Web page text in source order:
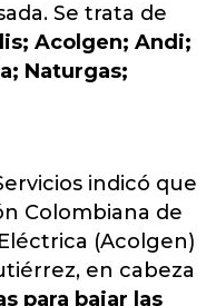
. Se trata de
Acolgen; Andi;
Naturgas;
indicó que
Colombiana de
(Acolgen)
en cabeza
para bajar las